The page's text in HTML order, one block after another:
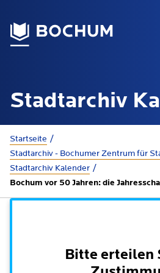
Stadtarchiv
Startseite
Stadtarchiv - Bochumer Zentrum für
Stadtarchiv Kalender
Bochum vor 50 Jahren: die
Bitte erteilen
Übersetzung wählen
Deutsch
Rathaus
Online-Terminbuchung
Dienstleistungen nach